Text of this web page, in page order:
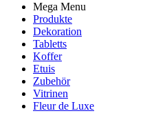
Mega Menu
Produkte
Dekoration
Tabletts
Koffer
Etuis
Zubehör
Vitrinen
Fleur de Luxe